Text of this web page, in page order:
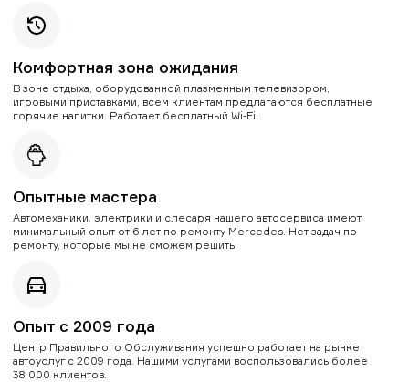
Комфортная зона ожидания
В зоне отдыха, оборудованной плазменным телевизором,
игровыми приставками, всем клиентам предлагаются бесплатные
горячие напитки. Работает бесплатный Wi-Fi.
Опытные мастера
Автомеханики, электрики и слесаря нашего автосервиса имеют
минимальный опыт от 6 лет по ремонту Mercedes. Нет задач по
ремонту, которые мы не сможем решить.
Опыт с 2009 года
Центр Правильного Обслуживания успешно работает на рынке
автоуслуг с 2009 года. Нашими услугами воспользовались более
38 000 клиентов.